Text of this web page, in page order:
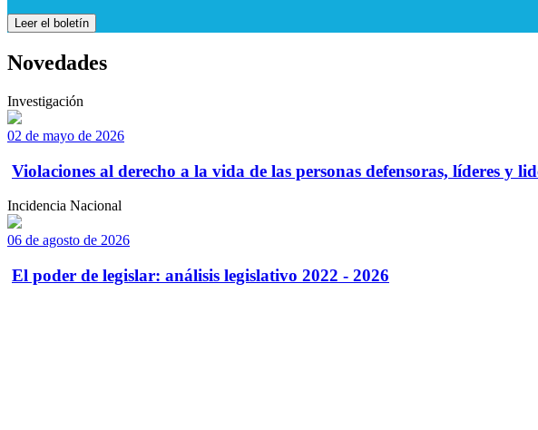
Leer el boletín
Novedades
Investigación
02 de mayo de 2026
Violaciones al derecho a la vida de las personas defensoras, líderes y
Incidencia Nacional
06 de agosto de 2026
El poder de legislar: análisis legislativo 2022 - 2026